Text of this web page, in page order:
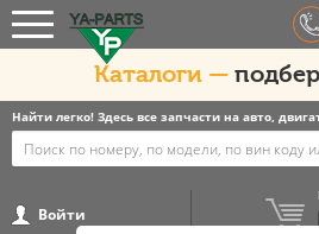
Каталоги —
Найти легко! Здесь все запчасти на авто,
Войти